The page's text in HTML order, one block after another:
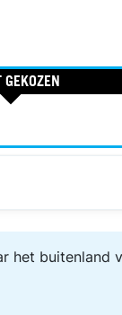
GEKOZEN
het buitenland